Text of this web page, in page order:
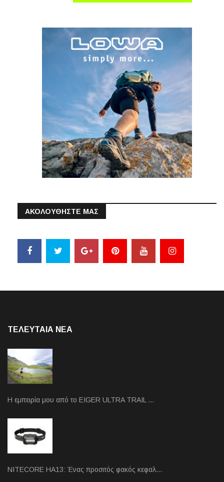
ΑΚΟΛΟΥΘΗΣΤΕ ΜΑΣ
ΤΕΛΕΥΤΑΙΑ NEA
Η εμπειρία μου από το EIGER ULTRA TRAIL …
NITECORE HA13: Ένας προσιτός φακός κεφαλ…